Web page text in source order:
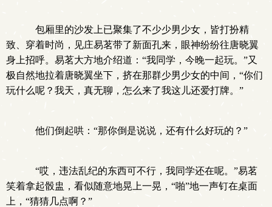
包厢里的沙发上已聚集了不少少男少女，皆打扮精
致、穿着时尚，见庄易茗带了新面孔来，眼神纷纷往唐晓翼
身上招呼。易茗大方地介绍道：“我同学，今晚一起玩。”又
极自然地拉着唐晓翼坐下，挤在那群少男少女的中间，“你们
玩什么呢？我天，真无聊，怎么来了我这儿还爱打牌。”
他们倒起哄：“那你倒是说说，还有什么好玩的？”
“哎，违法乱纪的东西可不行，我同学还在呢。”易茗
笑着拿起骰盅，看似随意地晃上一晃，“啪”地一声钉在桌面
上，“猜猜几点啊？”